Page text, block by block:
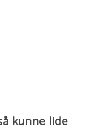
kunne lide